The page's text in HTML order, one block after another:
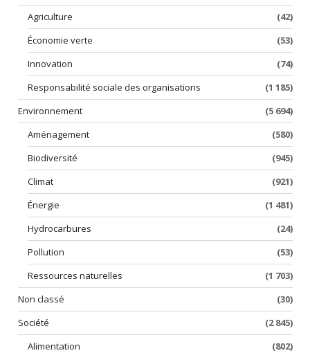
Agriculture
(42)
Économie verte
(53)
Innovation
(74)
Responsabilité sociale des organisations
(1 185)
Environnement
(5 694)
Aménagement
(580)
Biodiversité
(945)
Climat
(921)
Énergie
(1 481)
Hydrocarbures
(24)
Pollution
(53)
Ressources naturelles
(1 703)
Non classé
(30)
Société
(2 845)
Alimentation
(802)